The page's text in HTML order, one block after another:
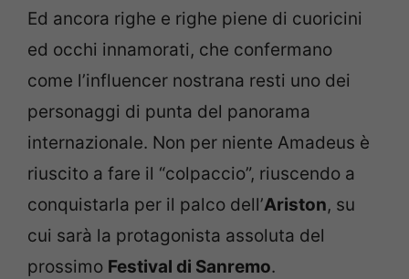
Ed ancora righe e righe piene di cuoricini
ed occhi innamorati, che confermano
come l’influencer nostrana resti uno dei
personaggi di punta del panorama
internazionale. Non per niente Amadeus è
riuscito a fare il “colpaccio”, riuscendo a
conquistarla per il palco dell’Ariston, su
cui sarà la protagonista assoluta del
prossimo Festival di Sanremo.